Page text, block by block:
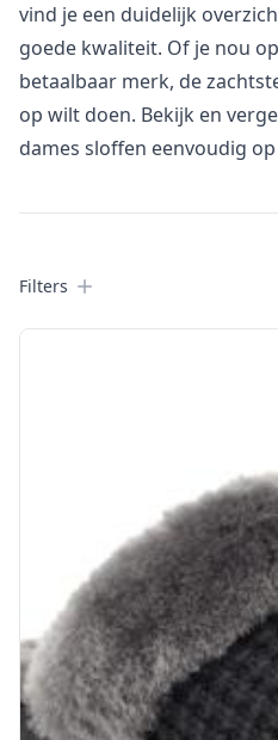
vind je een duidelijk
goede kwaliteit. Of je nou
betaalbaar merk, de
op wilt doen. Bekijk en
dames sloffen eenvoudig
Filters
Filters
Products